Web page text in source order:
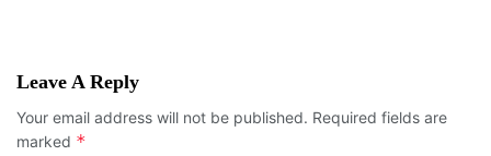
Leave A Reply
Your email address will not be published. Required fields are
marked *